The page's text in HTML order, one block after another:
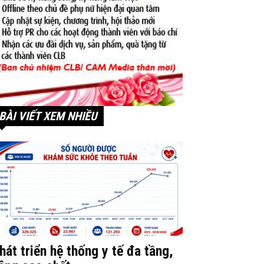
VIẾT XEM NHIỀU
triển hệ thống y tế đa tầng,